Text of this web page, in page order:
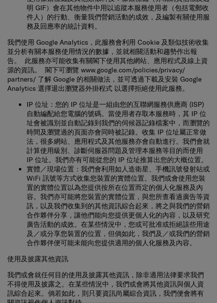
件人）的行動、衡量我們營銷活動的成效，及編製有關使用服
務及回應率的統計資料。
我們使用 Google Analytics，此服務會利用 Cookie 及類似技術收集
並分析有關本服務使用情況的數據，並就相關活動和趨勢作出報
告。 此服務亦可能收集有關閣下使用其他網站、應用程式及線上資
源的資訊。 閣下可瀏覽www.google.com/policies/privacy/‌
partners/了解 Google 的相關做法，並可透過下載及安裝Google
Analytics 選擇退出瀏覽器外掛程式 以選擇拒絕使用此服務。
自動編配給您電腦的號碼。當使用者存取本服務時，其 IP 位
址會被識別並自動記錄到我們的伺候器記錄檔案中，而瀏覽的
時間及瀏覽過的頁面亦會同時被記錄。收集 IP 位址屬正常做
法，很多網站、應用程式及其他服務亦會自動進行。我們會就
計算使用級別、診斷伺服器問題及管理本服務等目的而使用
IP 位址。我們亦有可能從您的 IP 位址推算出您的大概位置。
實體／現場位置：我們會利用如人造衛星、手機訊號發射站或
WiFi 訊號等方式收集您裝置的實體位置。我們或會使用您裝
置的實體位置以為您提供按所在位置而定的個人化服務及內
容。我們亦可能將您裝置的實體位置，與您所查看過廣告等資
訊，以及我們收集到的其他資訊綜合起來，將之與我們的營銷
合作夥伴分享，讓他們能向您提供更個人化的內容，以及研究
廣告活動的成效。在某些情況中，您或可批准或拒絕該些用途
及／或分享您裝置的位置，但倘如此，我們及／或我們的營銷
合作夥伴便可能未能向您提供適用的個人化服務及內容。
我們或會就任何目的使用及披露其他資訊，除非適用法律要求我們
不得使用及披露之。在某些情況中，我們或會將其他資訊與個人資
訊綜合起來。倘若如此，則只要資訊尚屬綜合資訊，我們便會將有
關資訊視作個人資訊對待。